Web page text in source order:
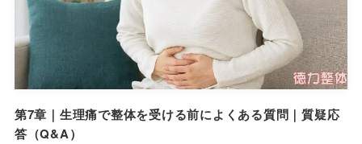
第7章｜生理痛で整体を受ける前によくある質問｜質疑応
答（Q&A）